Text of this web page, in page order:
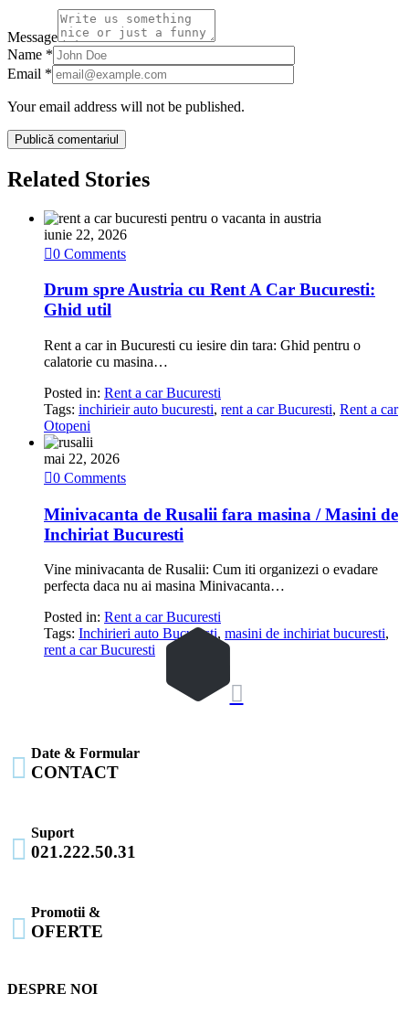
Message
Name *
Email *
Your email address will not be published.
Related Stories
iunie 22, 2026
0 Comments
Drum spre Austria cu Rent A Car Bucuresti:
Ghid util
Rent a car in Bucuresti cu iesire din tara: Ghid pentru o
calatorie cu masina…
Posted in: Rent a car Bucuresti
Tags: inchirieir auto bucuresti, rent a car Bucuresti, Rent a car
Otopeni
mai 22, 2026
0 Comments
Minivacanta de Rusalii fara masina / Masini de
Inchiriat Bucuresti
Vine minivacanta de Rusalii: Cum iti organizezi o evadare
perfecta daca nu ai masina Minivacanta…
Posted in: Rent a car Bucuresti
Tags: Inchirieri auto Bucuresti, masini de inchiriat bucuresti,
rent a car Bucuresti

 Date & Formular
CONTACT

Suport
021.222.50.31

Promotii &
OFERTE
DESPRE NOI